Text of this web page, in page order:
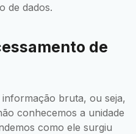
de dados.
de
bruta, ou seja,
conhecemos a unidade
como ele surgiu